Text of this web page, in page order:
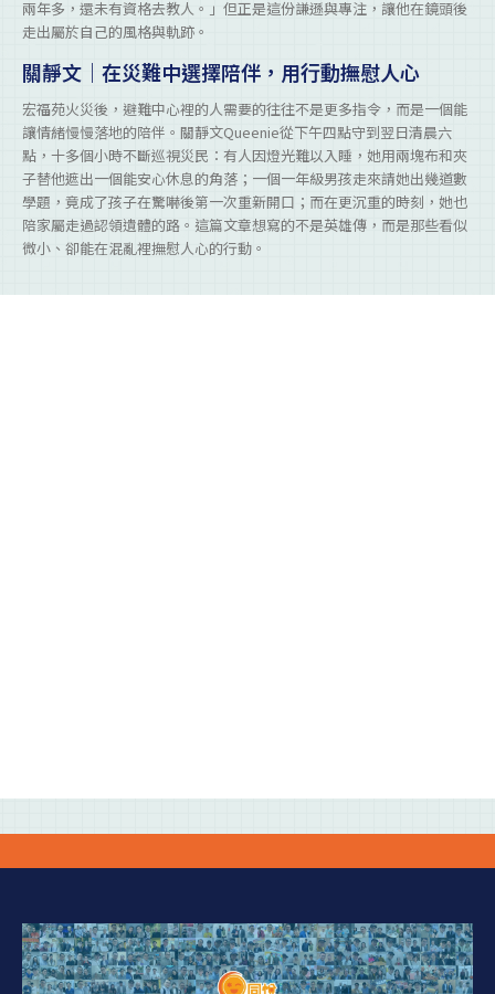
兩年多，還未有資格去教人。」但正是這份謙遜與專注，讓他在鏡頭後
走出屬於自己的風格與軌跡。
關靜文｜在災難中選擇陪伴，用行動撫慰人心
宏福苑火災後，避難中心裡的人需要的往往不是更多指令，而是一個能
讓情緒慢慢落地的陪伴。關靜文Queenie從下午四點守到翌日清晨六
點，十多個小時不斷巡視災民：有人因燈光難以入睡，她用兩塊布和夾
子替他遮出一個能安心休息的角落；一個一年級男孩走來請她出幾道數
學題，竟成了孩子在驚嚇後第一次重新開口；而在更沉重的時刻，她也
陪家屬走過認領遺體的路。這篇文章想寫的不是英雄傳，而是那些看似
微小、卻能在混亂裡撫慰人心的行動。